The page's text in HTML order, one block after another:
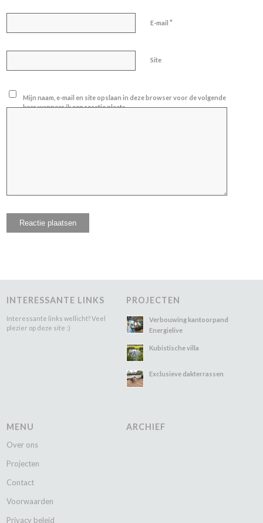
E-mail*
Site
Mijn naam, e-mail en site opslaan in deze browser voor de volgende
keer wanneer ik een reactie plaats.
INTERESSANTE LINKS
Interessante links wellicht? Veel
plezier op deze site :)
PROJECTEN
Verbouwing kantoorpand
Energielive
Kubistische villa
Exclusieve dakterrassen
MENU
Over ons
Projecten
Contact
Voorwaarden
Privacy beleid
ARCHIEF